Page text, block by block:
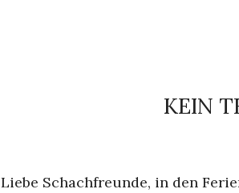
KEIN
Liebe Schachfreunde, in den